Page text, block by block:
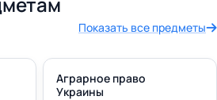
Показать все предметы
Аграрное право
Украины